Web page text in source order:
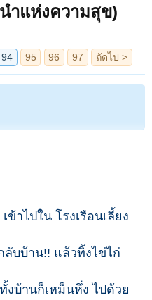
ำแห่งความสุข)
ข้าไปใน โรงเรือนเลี้ยง
ลับบ้าน!! แล้วทิ้งไข่ไก่
งบ้านก็เหม็นหึ่ง ไปด้วย